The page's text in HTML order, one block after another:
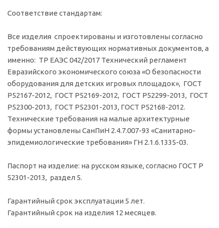
Соответствие стандартам:
Все изделия спроектированы и изготовлены согласно
требованиям действующих нормативных документов, а
именно: ТР ЕАЭС 042/2017 Технический регламент
Евразийского экономического союза «О безопасности
оборудования для детских игровых площадок», ГОСТ
Р52167-2012, ГОСТ Р52169-2012, ГОСТ Р52299-2013, ГОСТ
Р52300-2013, ГОСТ Р52301-2013, ГОСТ Р52168-2012.
Технические требования на малые архитектурные
формы установлены СанПиН 2.4.7.007-93 «Санитарно-
эпидемиологические требования» ГН 2.1.6.1335-03.
Паспорт на изделие: на русском языке, согласно ГОСТ Р
52301-2013, раздел 5.
Гарантийный срок эксплуатации 5 лет.
Гарантийный срок на изделия 12 месяцев.